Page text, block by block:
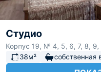
Студио
Корпус 19, № 4, 5, 6, 7, 8, 9,
38м²
собственная